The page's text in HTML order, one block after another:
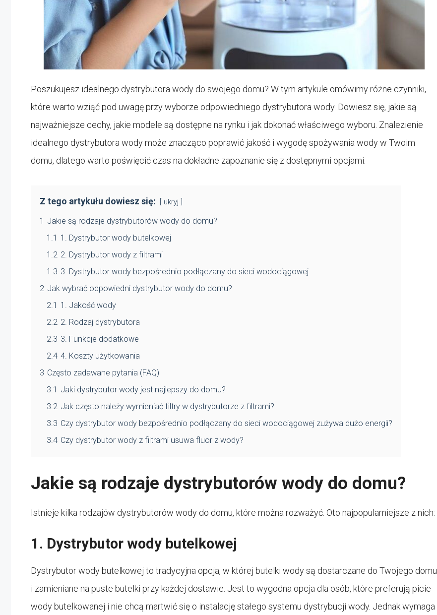
Poszukujesz idealnego dystrybutora wody do swojego domu? W tym artykule omówimy różne czynniki,
które warto wziąć pod uwagę przy wyborze odpowiedniego dystrybutora wody. Dowiesz się, jakie są
najważniejsze cechy, jakie modele są dostępne na rynku i jak dokonać właściwego wyboru. Znalezienie
idealnego dystrybutora wody może znacząco poprawić jakość i wygodę spożywania wody w Twoim
domu, dlatego warto poświęcić czas na dokładne zapoznanie się z dostępnymi opcjami.
Z tego artykułu dowiesz się: ukryj
1 Jakie są rodzaje dystrybutorów wody do domu?
1.1 1. Dystrybutor wody butelkowej
1.2 2. Dystrybutor wody z filtrami
1.3 3. Dystrybutor wody bezpośrednio podłączany do sieci wodociągowej
2 Jak wybrać odpowiedni dystrybutor wody do domu?
2.1 1. Jakość wody
2.2 2. Rodzaj dystrybutora
2.3 3. Funkcje dodatkowe
2.4 4. Koszty użytkowania
3 Często zadawane pytania (FAQ)
3.1 Jaki dystrybutor wody jest najlepszy do domu?
3.2 Jak często należy wymieniać filtry w dystrybutorze z filtrami?
3.3 Czy dystrybutor wody bezpośrednio podłączany do sieci wodociągowej zużywa dużo energii?
3.4 Czy dystrybutor wody z filtrami usuwa fluor z wody?
Jakie są rodzaje dystrybutorów wody do domu?
Istnieje kilka rodzajów dystrybutorów wody do domu, które można rozważyć. Oto najpopularniejsze z nich:
1. Dystrybutor wody butelkowej
Dystrybutor wody butelkowej to tradycyjna opcja, w której butelki wody są dostarczane do Twojego domu
i zamieniane na puste butelki przy każdej dostawie. Jest to wygodna opcja dla osób, które preferują picie
wody butelkowanej i nie chcą martwić się o instalację stałego systemu dystrybucji wody. Jednak wymaga